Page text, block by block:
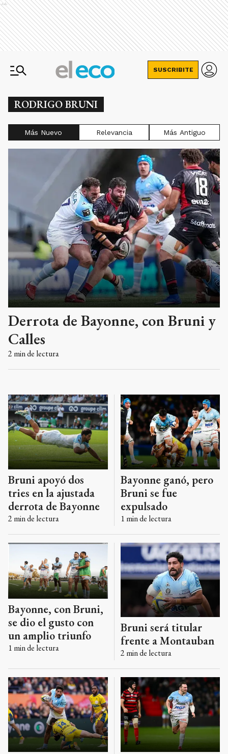
Ads
SUSCRIBITE
RODRIGO BRUNI
Más Nuevo Relevancia Más Antiguo
Derrota de Bayonne, con Bruni y
Calles
2 min de lectura
Bruni apoyó dos
tries en la ajustada
derrota de Bayonne
2 min de lectura
Bayonne ganó, pero
Bruni se fue
expulsado
1 min de lectura
Bayonne, con Bruni,
se dio el gusto con
un amplio triunfo
1 min de lectura
Bruni será titular
frente a Montauban
2 min de lectura